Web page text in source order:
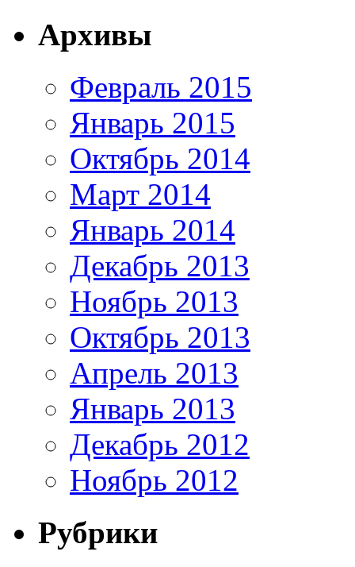
Архивы
Февраль 2015
Январь 2015
Октябрь 2014
Март 2014
Январь 2014
Декабрь 2013
Ноябрь 2013
Октябрь 2013
Апрель 2013
Январь 2013
Декабрь 2012
Ноябрь 2012
Рубрики